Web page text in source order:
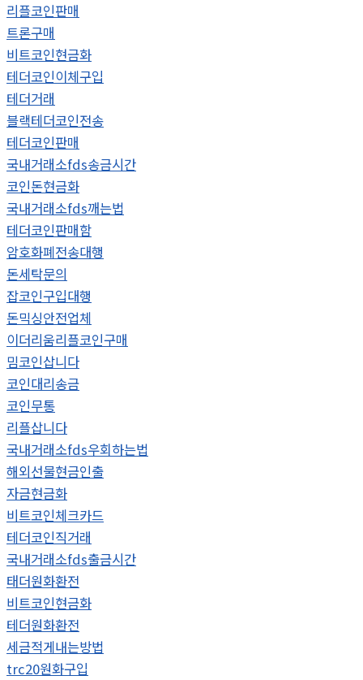
리플코인판매
트론구매
비트코인현금화
테더코인이체구입
테더거래
블랙테더코인전송
테더코인판매
국내거래소fds송금시간
코인돈현금화
국내거래소fds깨는법
테더코인판매함
암호화폐전송대행
돈세탁문의
잡코인구입대행
돈믹싱안전업체
이더리움리플코인구매
밈코인삽니다
코인대리송금
코인무통
리플삽니다
국내거래소fds우회하는법
해외선물현금인출
자금현금화
비트코인체크카드
테더코인직거래
국내거래소fds출금시간
태더원화환전
비트코인현금화
테더원화환전
세금적게내는방법
trc20원화구입